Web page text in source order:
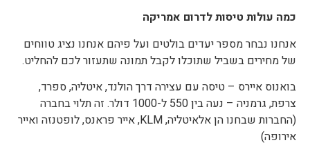
כמה עולות טיסות לדרום אמריקה
אנחנו נבחר מספר יעדים בולטים ועל פיהם אנחנו נציג טווחים
של מחירים בשביל שתוכלו לקבל תמונה שתעזור לכם להחליט.
בואנוס איירס – טיסה עם עצירה דרך הולנד, איטליה, ספרד,
צרפת, גרמניה – נעה בין 550 ל-1000 דולר. זה תלוי בחברה
(החברות שבחנו הן אלאיטליה, KLM, אייר פראנס, לופטנזה ואייר
אירופה)